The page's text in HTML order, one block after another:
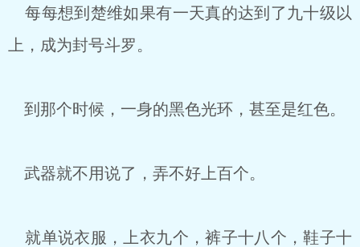
每每想到楚维如果有一天真的达到了九十级以
上，成为封号斗罗。
到那个时候，一身的黑色光环，甚至是红色。
武器就不用说了，弄不好上百个。
就单说衣服，上衣九个，裤子十八个，鞋子十